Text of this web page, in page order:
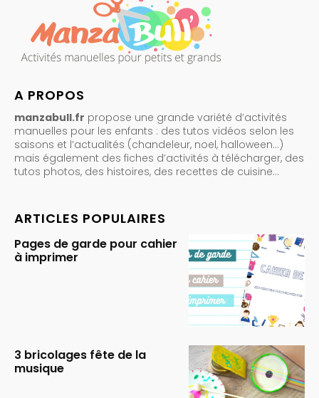
A PROPOS
manzabull.fr propose une grande variété d’activités
manuelles pour les enfants : des tutos vidéos selon les
saisons et l’actualités (chandeleur, noel, halloween…)
mais également des fiches d’activités à télécharger, des
tutos photos, des histoires, des recettes de cuisine…
ARTICLES POPULAIRES
Pages de garde pour cahier
à imprimer
3 bricolages fête de la
musique